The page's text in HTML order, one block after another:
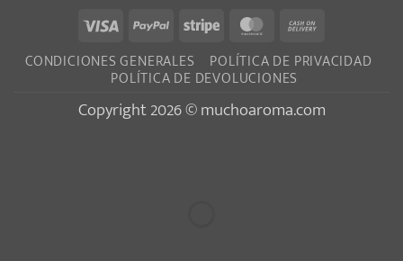
Visa PayPalStripe MasterCard
On
CONDICIONES GENERALES POLÍTICA DE PRIVACIDAD
POLÍTICA DE DEVOLUCIONES
Copyright 2026 © muchoaroma.com